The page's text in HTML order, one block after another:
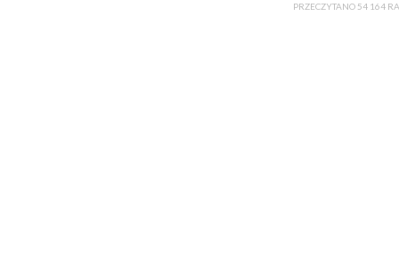
PRZECZYTANO 54 164